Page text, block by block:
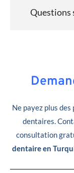
Questions
Ne payez plus
dentaires.
consultation
dentaire en